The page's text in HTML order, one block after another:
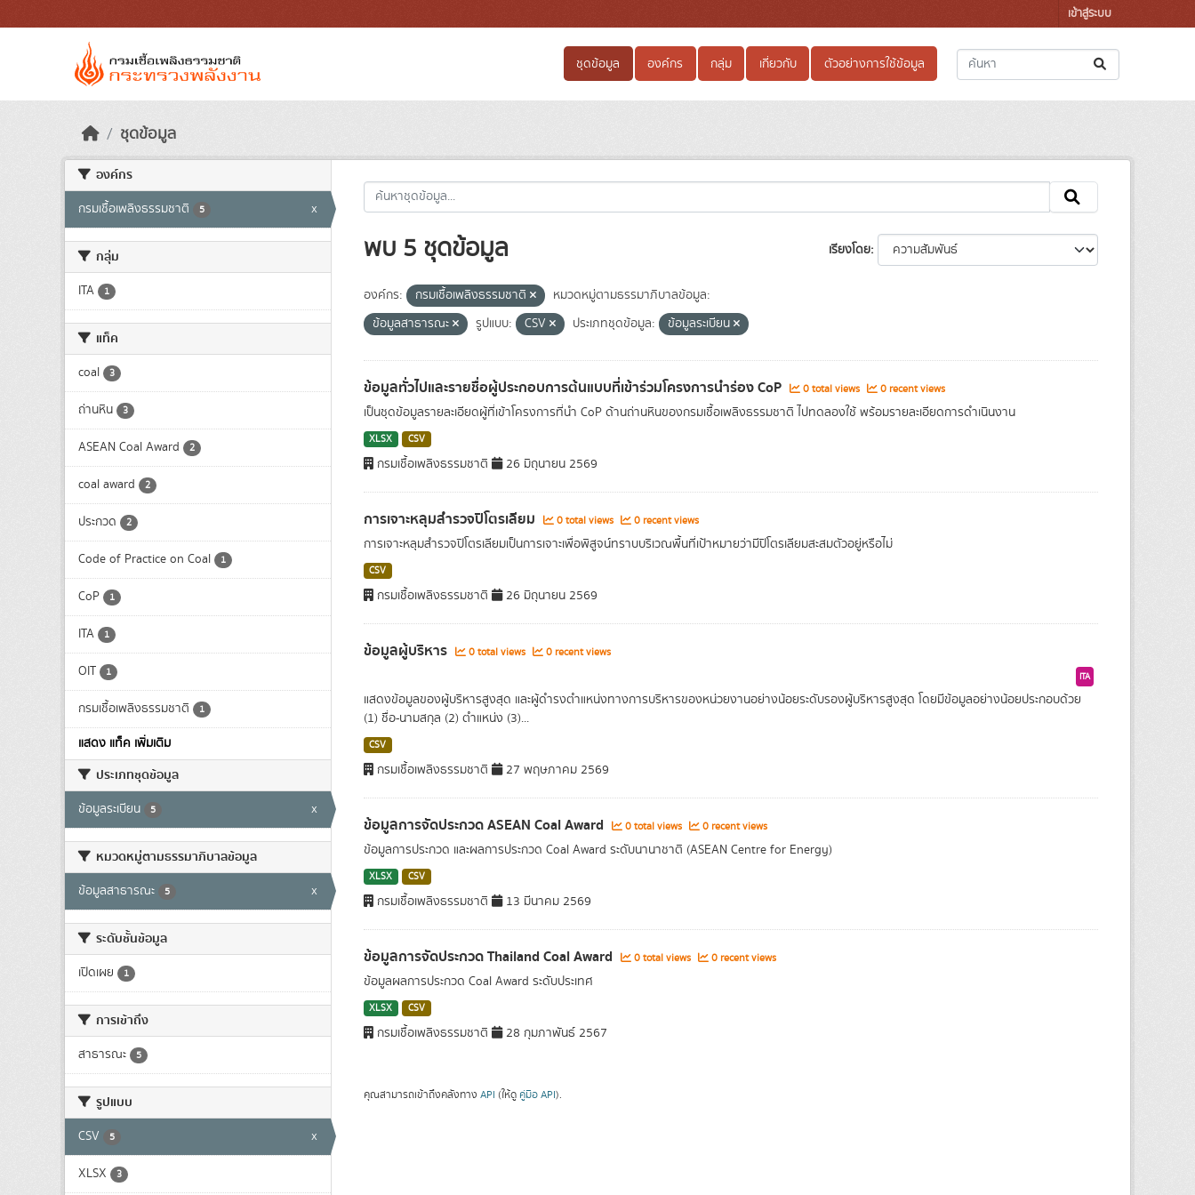
เข้าสู่ระบบ
ชุดข้อมูล องค์กร กลุ่ม เกี่ยวกับ ตัวอย่างการใช้ข้อมูล
ชุดข้อมูล
องค์กร
กรมเชื้อเพลิงธรรมชาติ 5 x
กลุ่ม
ITA 1
แท็ค
coal 3
ถ่านหิน 3
ASEAN Coal Award 2
coal award 2
ประกวด 2
Code of Practice on Coal 1
CoP 1
ITA 1
OIT 1
กรมเชื้อเพลิงธรรมชาติ 1
แสดง แท็ค เพิ่มเติม
ประเภทชุดข้อมูล
ข้อมูลระเบียน 5 x
หมวดหมู่ตามธรรมาภิบาลข้อมูล
ข้อมูลสาธารณะ 5 x
ระดับชั้นข้อมูล
เปิดเผย 1
การเข้าถึง
สาธารณะ 5
รูปแบบ
CSV 5 x
XLSX 3
เรียงโดย
พบ 5 ชุดข้อมูล
องค์กร: กรมเชื้อเพลิงธรรมชาติ
หมวดหมู่ตามธรรมาภิบาลข้อมูล:
ข้อมูลสาธารณะ
รูปแบบ: CSV ประเภทชุดข้อมูล: ข้อมูลระเบียน
ข้อมูลทั่วไปและรายชื่อผู้ประกอบการต้นแบบที่เข้าร่วมโครงการนำร่อง CoP 0 total views 0 recent views
เป็นชุดข้อมูลรายละเอียดผู้ที่เข้าโครงการที่นำ CoP ด้านถ่านหินของกรมเชื้อเพลิงธรรมชาติ ไปทดลองใช้ พร้อมรายละเอียดการดำเนินงาน
XLSX CSV
กรมเชื้อเพลิงธรรมชาติ 26 มิถุนายน 2569
การเจาะหลุมสำรวจปิโตรเลียม 0 total views 0 recent views
การเจาะหลุมสำรวจปิโตรเลียมเป็นการเจาะเพื่อพิสูจน์ทราบบริเวณพื้นที่เป้าหมายว่ามีปิโตรเลียมสะสมตัวอยู่หรือไม่
CSV
กรมเชื้อเพลิงธรรมชาติ 26 มิถุนายน 2569
ข้อมูลผู้บริหาร 0 total views 0 recent views
ITA
แสดงข้อมูลของผู้บริหารสูงสุด และผู้ดำรงตำแหน่งทางการบริหารของหน่วยงานอย่างน้อยระดับรองผู้บริหารสูงสุด โดยมีข้อมูลอย่างน้อยประกอบด้วย
(1) ชื่อ-นามสกุล (2) ตำแหน่ง (3)...
CSV
กรมเชื้อเพลิงธรรมชาติ 27 พฤษภาคม 2569
ข้อมูลการจัดประกวด ASEAN Coal Award 0 total views 0 recent views
ข้อมูลการประกวด และผลการประกวด Coal Award ระดับนานาชาติ (ASEAN Centre for Energy)
XLSX CSV
กรมเชื้อเพลิงธรรมชาติ 13 มีนาคม 2569
ข้อมูลการจัดประกวด Thailand Coal Award 0 total views 0 recent views
ข้อมูลผลการประกวด Coal Award ระดับประเทศ
XLSX CSV
กรมเชื้อเพลิงธรรมชาติ 28 กุมภาพันธ์ 2567
คุณสามารถเข้าถึงคลังทาง API (ให้ดู คู่มือ API).